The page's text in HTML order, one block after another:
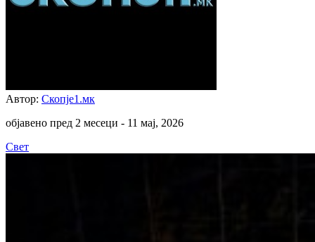
Автор: Скопје1.мк
објавено пред 2 месеци - 11 мај, 2026
Свет